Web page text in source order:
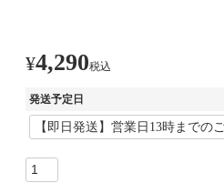
¥4,290税込
発送予定日